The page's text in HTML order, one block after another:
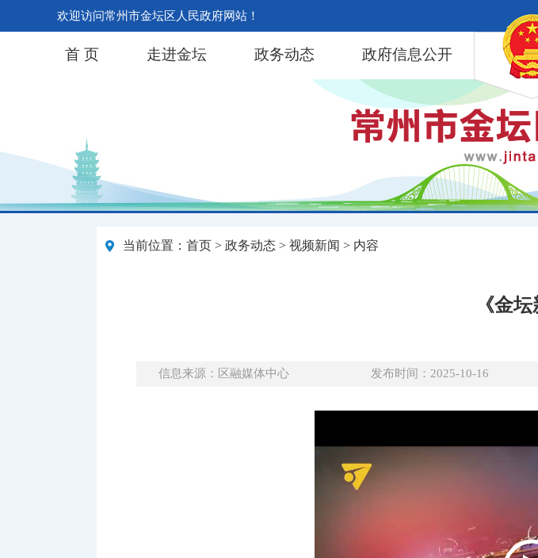
欢迎访问常州市金坛区人民政府网站！
首 页 走进金坛 政务动态 政府信息公开
当前位置： 首页 > 政务动态 > 视频新闻 > 内容
《金坛
信息来源：区融媒体中心 发布时间：2025-10-16